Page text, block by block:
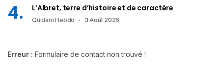
L’Albret, terre d’histoire et de caractère
Quidam Hebdo 3 Août 2026
Erreur : Formulaire de contact non trouvé !